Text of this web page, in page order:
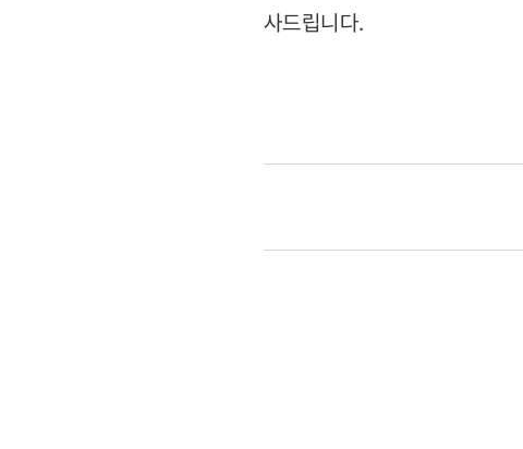
사드립니다.